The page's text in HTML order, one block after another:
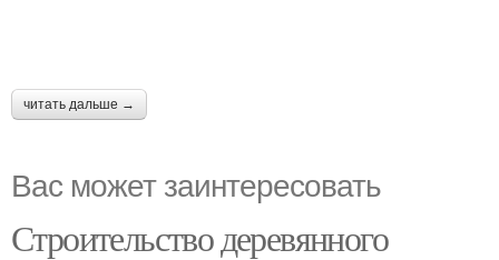
читать дальше →
Вас может заинтересовать
Строительство деревянного